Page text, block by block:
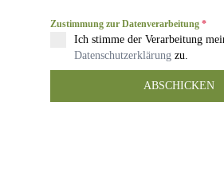
Zustimmung zur Datenverarbeitung *
Ich stimme der Verarbeitung
Datenschutzerklärung zu.
ABSCHICKEN